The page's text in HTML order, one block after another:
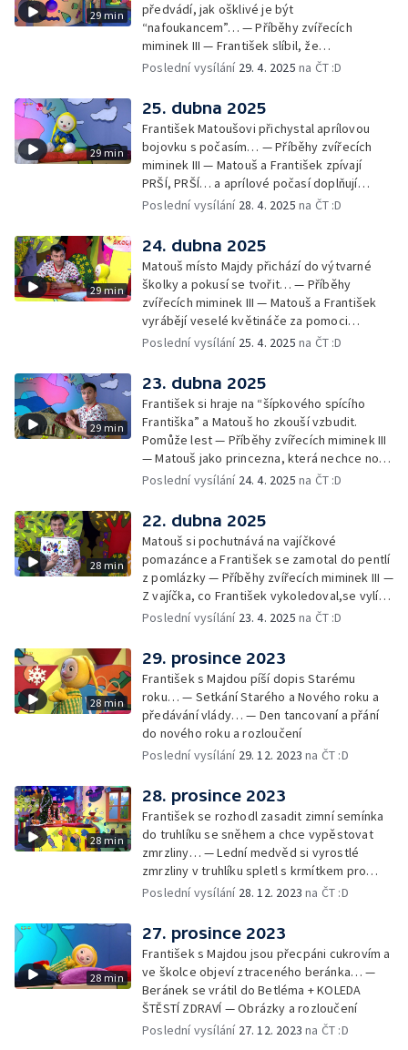
29 min
předvádí, jak ošklivé je být
“nafoukancem”… — Příběhy zvířecích
miminek III — František slíbil, že
nafoukancem nikdy nebude a děda mu písní
Cvoček astronautem — Obrázky a
rozloučení
Poslední vysílání 29. 4. 2025 na ČT :D
29 min
25. dubna 2025
František Matoušovi přichystal aprílovou
bojovku s počasím… — Příběhy zvířecích
miminek III — Matouš a František zpívají
PRŠÍ, PRŠÍ… a aprílové počasí doplňují
deštěm… — Cvoček astronautem —
Poslední vysílání 28. 4. 2025 na ČT :D
29 min
24. dubna 2025
Matouš místo Majdy přichází do výtvarné
školky a pokusí se tvořit… — Příběhy
zvířecích miminek III — Matouš a František
vyrábějí veselé květináče za pomoci
skořápek z velikonočních vajíček… —
obrázky + rozloučení
Poslední vysílání 25. 4. 2025 na ČT :D
29 min
23. dubna 2025
František si hraje na “šípkového spícího
Františka” a Matouš ho zkouší vzbudit.
Pomůže lest — Příběhy zvířecích miminek III
— Matouš jako princezna, která nechce nosit
brýle… — Cvoček astronautem — Nestyďte
Poslední vysílání 24. 4. 2025 na ČT :D
28 min
22. dubna 2025
Matouš si pochutnává na vajíčkové
pomazánce a František se zamotal do pentlí
z pomlázky — Příběhy zvířecích miminek III —
Z vajíčka, co František vykoledoval,se vylíhl
drak. Nejí princezny, ale miluje vajíčkovou
Rozloučení
Poslední vysílání 23. 4. 2025 na ČT :D
28 min
29. prosince 2023
František s Majdou píší dopis Starému
roku… — Setkání Starého a Nového roku a
předávání vlády… — Den tancovaní a přání
do nového roku a rozloučení
Poslední vysílání 29. 12. 2023 na ČT :D
28 min
28. prosince 2023
František se rozhodl zasadit zimní semínka
do truhlíku se sněhem a chce vypěstovat
zmrzliny… — Lední medvěd si vyrostlé
zmrzliny v truhlíku spletl s krmítkem pro
medvědy… — Kompas od medvěda +
Poslední vysílání 28. 12. 2023 na ČT :D
28 min
27. prosince 2023
František s Majdou jsou přecpáni cukrovím a
ve školce objeví ztraceného beránka… —
Beránek se vrátil do Betléma + KOLEDA
ŠTĚSTÍ ZDRAVÍ — Obrázky a rozloučení
Poslední vysílání 27. 12. 2023 na ČT :D